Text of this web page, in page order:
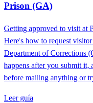
Prison (GA)
Getting approved to visit at
Here's how to request
Department of Corrections
happens after you submit
before mailing anything or
Leer guía